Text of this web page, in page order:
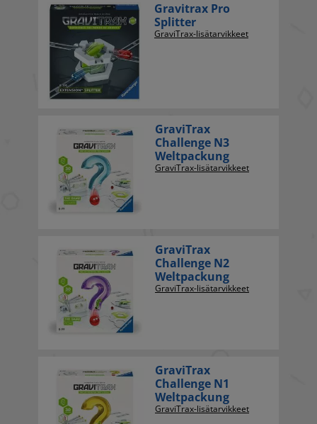
Gravitrax Pro
Splitter
GraviTrax-lisätarvikkeet
GraviTrax
Challenge N3
Weltpackung
GraviTrax-lisätarvikkeet
GraviTrax
Challenge N2
Weltpackung
GraviTrax-lisätarvikkeet
GraviTrax
Challenge N1
Weltpackung
GraviTrax-lisätarvikkeet